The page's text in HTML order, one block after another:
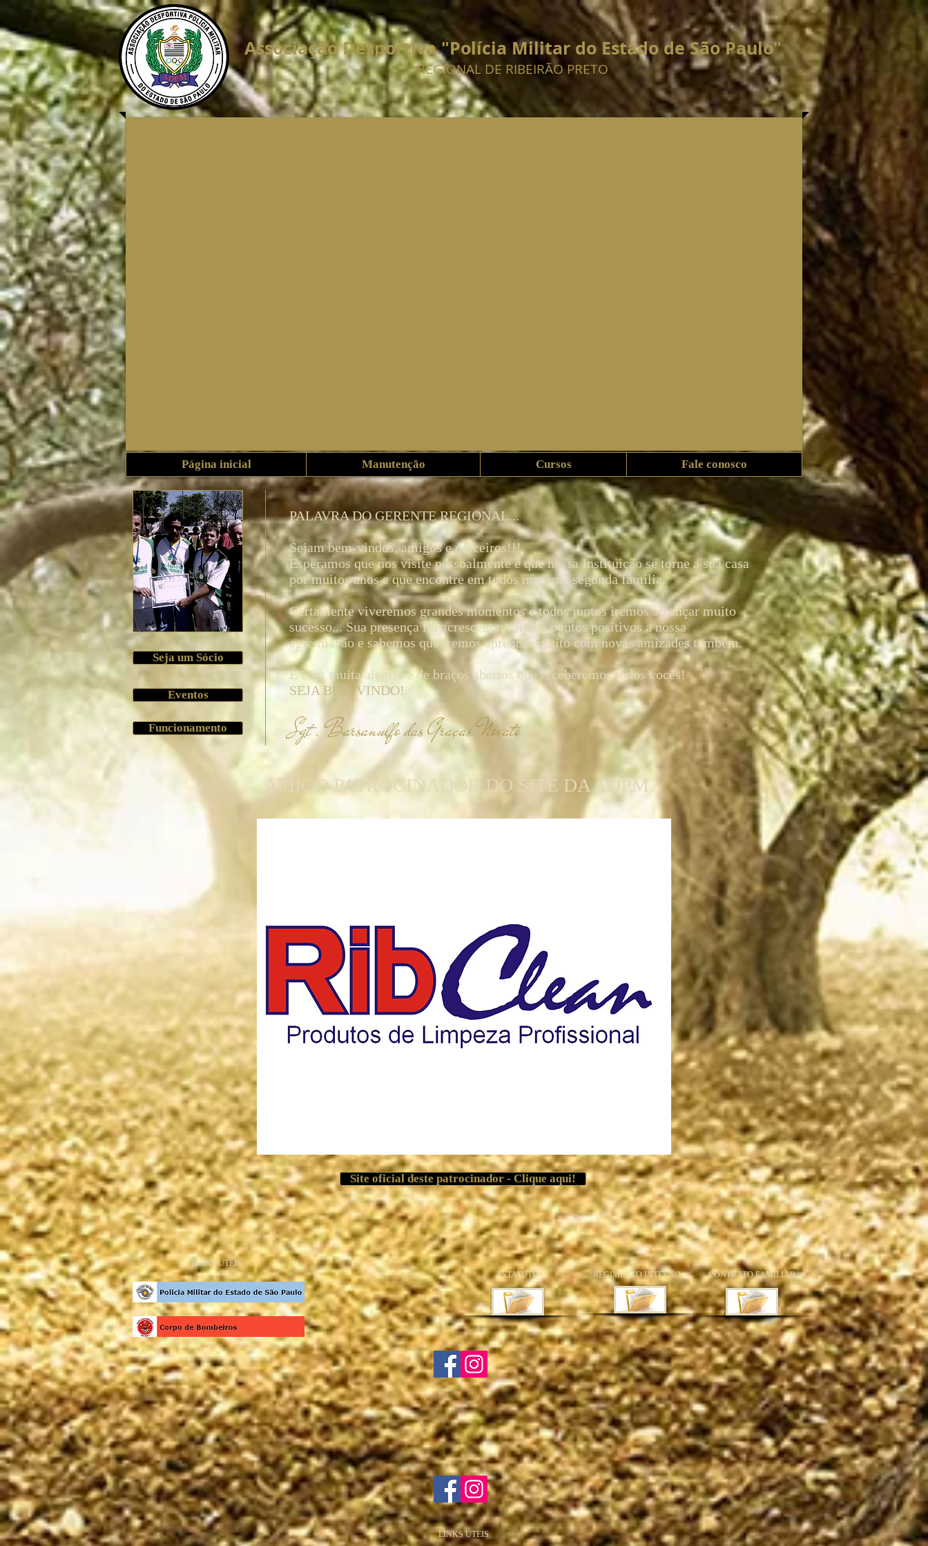
Associação Desportiva "Polícia Militar do Estado de São Paulo"
REGIONAL DE RIBEIRÃO PRETO
Página inicial Manutenção Cursos Fale conosco
Seja um Sócio
Eventos
Funcionamento
PALAVRA DO GERENTE REGIONAL...
Sejam bem-vindos, amigos e parceiros!!!
Esperamos que nos visite pessoalmente e que nossa Instituição se torne a sua casa
por muitos anos e que encontre em todos nós uma segunda família.
Certamente viveremos grandes momentos e todos juntos iremos alcançar muito
sucesso... Sua presença irá acrescentar muitos pontos positivos a nossa
agremiação e sabemos que iremos aprender muito com novas amizades também.
É com muita alegria e de braços abertos que receberemos todos vocês!
SEJA BEM VINDO!
Sgt . Barsanulfo das Graças Novato
AMIGO PATROCINADOR DO SITE DA ADPM
Site oficial deste patrocinador - Clique aqui!
LINKS ÚTEIS
ESTATUTO
REGIMENTO INTERNO CONTRATO FAMILIAR
LINKS ÚTEIS